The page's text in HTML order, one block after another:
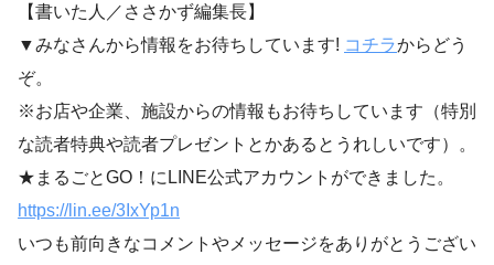
【書いた人／ささかず編集長】
▼みなさんから情報をお待ちしています! コチラからどう
ぞ。
※お店や企業、施設からの情報もお待ちしています（特別
な読者特典や読者プレゼントとかあるとうれしいです）。
★まるごとGO！にLINE公式アカウントができました。
https://lin.ee/3IxYp1n
いつも前向きなコメントやメッセージをありがとうござい